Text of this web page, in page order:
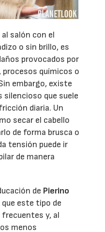
salón con el
o sin brillo, es
provocados por
químicos o
embargo, existe
silencioso que suele
diaria. Un
secar el cabello
de forma brusca o
tensión puede ir
de manera
de Pierino
que este tipo de
frecuentes y, al
menos